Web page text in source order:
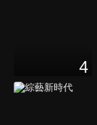
4